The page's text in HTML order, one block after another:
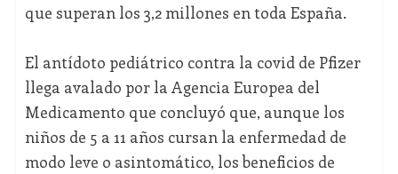
que superan los 3,2 millones en toda España.
El antídoto pediátrico contra la covid de Pfizer
llega avalado por la Agencia Europea del
Medicamento que concluyó que, aunque los
niños de 5 a 11 años cursan la enfermedad de
modo leve o asintomático, los beneficios de